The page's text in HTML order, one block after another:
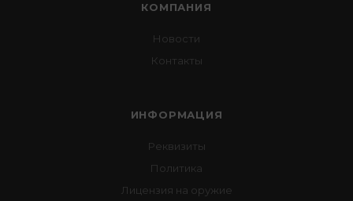
КОМПАНИЯ
Новости
Контакты
ИНФОРМАЦИЯ
Реквизиты
Политика
Лицензия на оружие